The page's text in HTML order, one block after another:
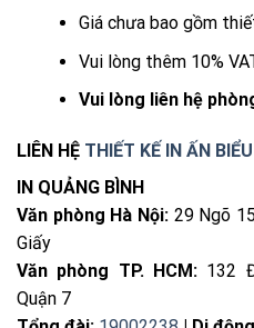
Giá chưa bao gồm
Vui lòng thêm 10%
Vui lòng liên hệ
LIÊN HỆ THIẾT KẾ IN ẤN
IN QUẢNG BÌNH
Văn phòng Hà Nội: 29 Ngõ
Giấy
Văn phòng TP. HCM: 132
Quận 7